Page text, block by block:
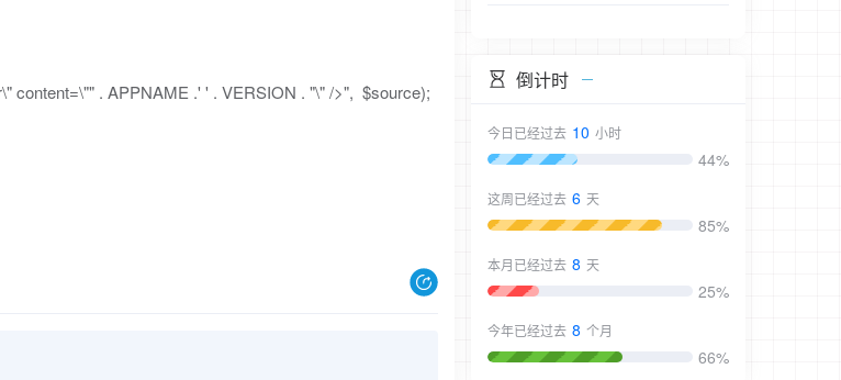
content=\"" . APPNAME .' ' . VERSION . "\" />", $source); 倒计时
今日已经过去 10 小时
44%
这周已经过去 6 天
85%
本月已经过去 8 天
25%
今年已经过去 8 个月
66%